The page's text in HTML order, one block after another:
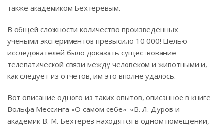
также академиком Бехтеревым.
В общей сложности количество произведенных
учеными экспериментов превысило 10 000! Целью
исследователей было доказать существование
телепатической связи между человеком и животными и,
как следует из отчетов, им это вполне удалось.
Вот описание одного из таких опытов, описанное в книге
Вольфа Мессинга «О самом себе»: «В. Л. Дуров и
академик В. М. Бехтерев находятся в одном помещении,